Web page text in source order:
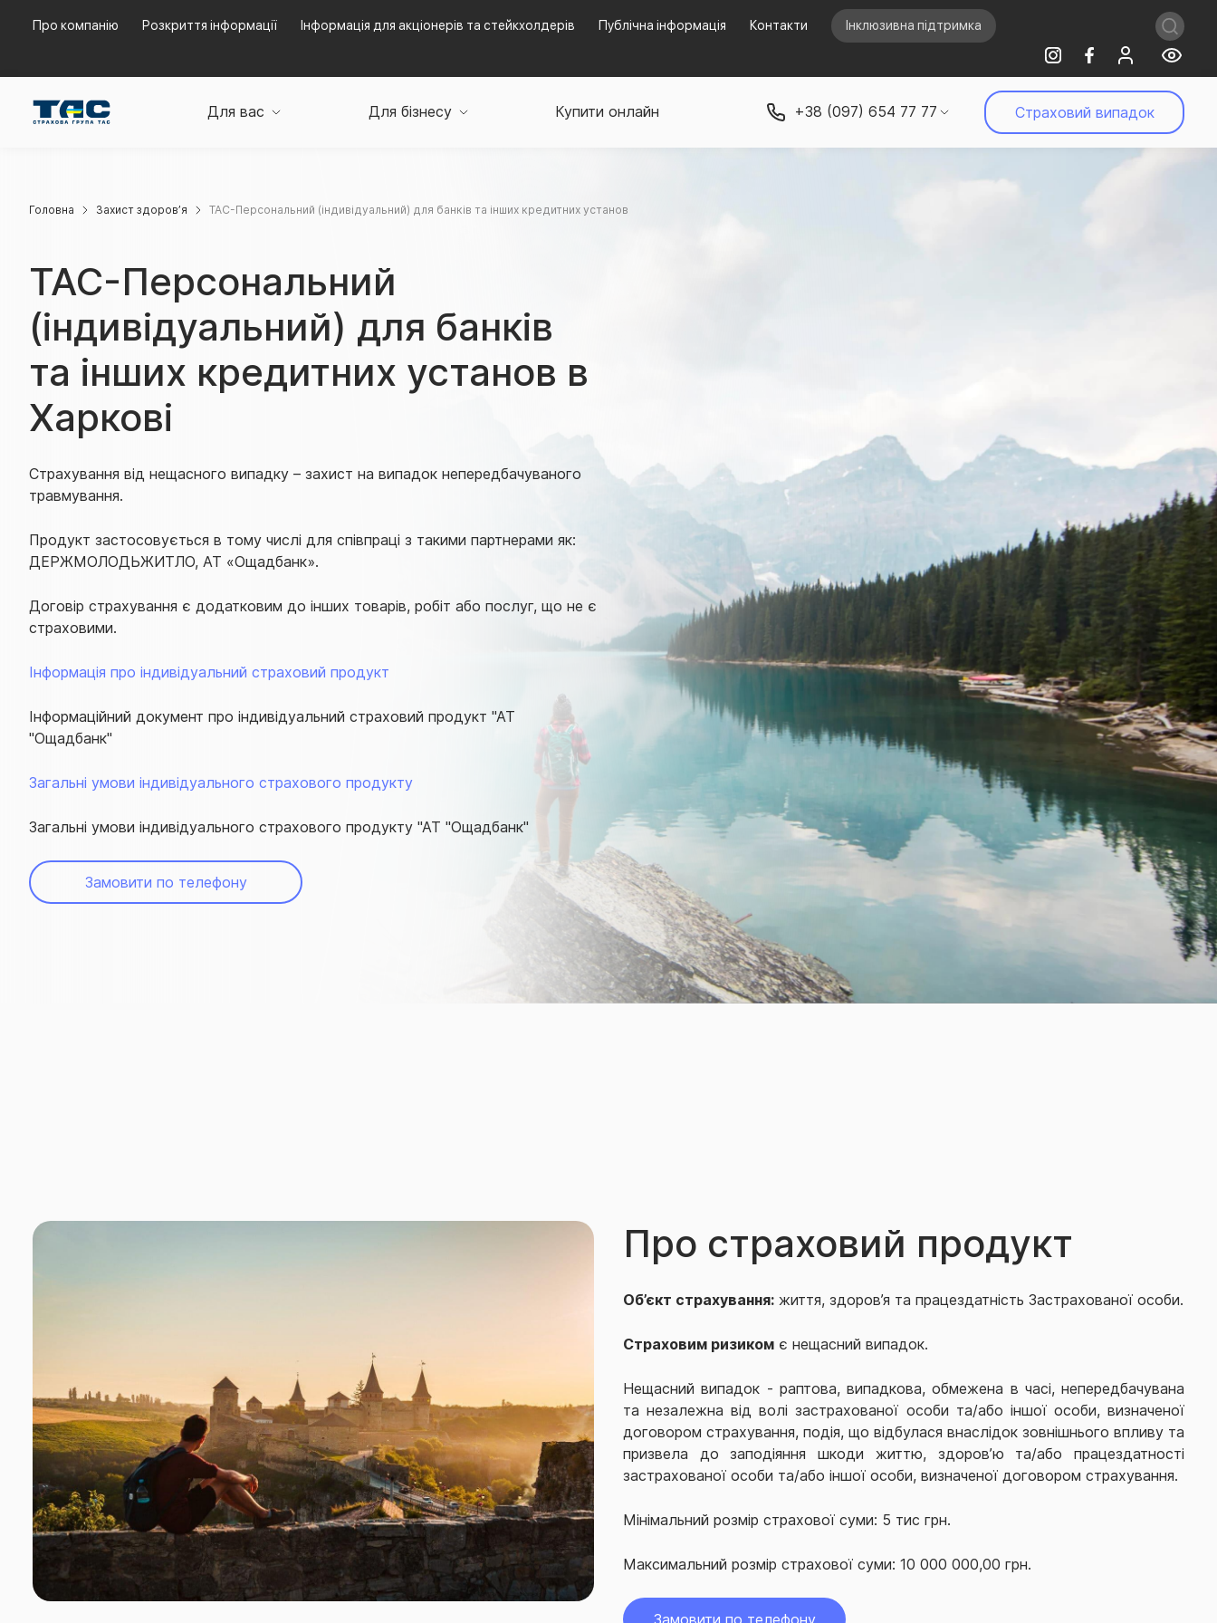
Про компанію Розкриття інформації Інформація для акціонерів та стейкхолдерів Публічна інформація Контакти Інклюзивна підтримка
Для вас Для бізнесу Купити онлайн +38 (097) 654 77 77 Страховий випадок
Головна Захист здоров’я ТАС-Персональний (індивідуальний) для банків та інших кредитних установ
ТАС-Персональний
(індивідуальний) для банків
та інших кредитних установ в
Харкові
Страхування від нещасного випадку – захист на випадок непередбачуваного
травмування.
Продукт застосовується в тому числі для співпраці з такими партнерами як:
ДЕРЖМОЛОДЬЖИТЛО, АТ «Ощадбанк».
Договір страхування є додатковим до інших товарів, робіт або послуг, що не є
страховими.
Інформація про індивідуальний страховий продукт
Інформаційний документ про індивідуальний страховий продукт "АТ
"Ощадбанк"
Загальні умови індивідуального страхового продукту
Загальні умови індивідуального страхового продукту "АТ "Ощадбанк"
Замовити по телефону
Про страховий продукт
Об’єкт страхування: життя, здоров’я та працездатність Застрахованої особи.
Страховим ризиком є нещасний випадок.
Нещасний випадок - раптова, випадкова, обмежена в часі, непередбачувана
та незалежна від волі застрахованої особи та/або іншої особи, визначеної
договором страхування, подія, що відбулася внаслідок зовнішнього впливу та
призвела до заподіяння шкоди життю, здоров’ю та/або працездатності
застрахованої особи та/або іншої особи, визначеної договором страхування.
Мінімальний розмір страхової суми: 5 тис грн.
Максимальний розмір страхової суми: 10 000 000,00 грн.
Замовити по телефону